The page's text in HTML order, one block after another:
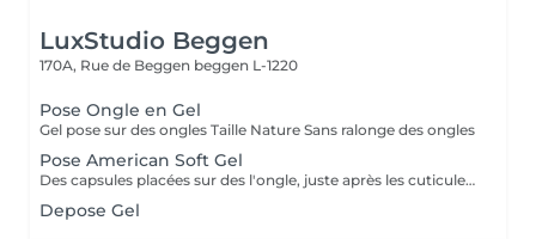
LuxStudio Beggen
170A, Rue de Beggen beggen L-1220
Pose Ongle en Gel
Gel pose sur des ongles Taille Nature Sans ralonge des ongles
Pose American Soft Gel
Des capsules placées sur des l'ongle, juste après les cuticules. Ces capsules forment à elles seules la courbure et la longueur de l'ongle. Le premier avantage notable est donc que les ongles artificiels utilisés dans le nail art américain n'ont pas besoin d'être façonnés. Dure +- 2 a 3 sem Cápsulas de gel colocadas em toda a unha, logo após as cutículas. Essas cápsulas formam sozinhas a curvatura e a extensão da unha. Portanto, a primeira vantagem notável é que as unhas artificiais usadas na arte americana de unhas não precisam ser modeladas.
Depose Gel